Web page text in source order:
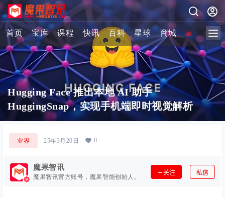
首页 宝库 课程 快讯 百科 星球 商城 image-2
Hugging Face 推出本地 AI 助手
HuggingSnap，实现手机端即时视觉解析
业界 25年3月20日 0
魔果智讯
魔果智讯官方账号，魔果智能创始人。
关注 私信